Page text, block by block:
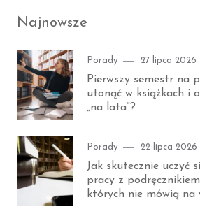
Najnowsze
Category
Porady
Posted
27 lipca 2026
Pierwszy semestr na
utonąć w książkach i
„na lata”?
Category
Porady
Posted
22 lipca 2026
Jak skutecznie uczyć
pracy z
których nie mówią na